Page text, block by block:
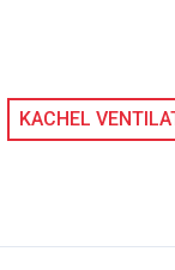
KACHEL